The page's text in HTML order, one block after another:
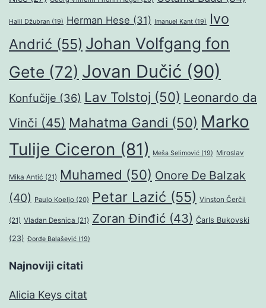
Halil Džubran (19) Herman Hese (31) Imanuel Kant (19)
Ivo
Andrić (55) Johan Volfgang fon
Gete (72) Jovan Dučić (90)
Konfučije (36) Lav Tolstoj (50) Leonardo da
Vinči (45) Mahatma Gandi (50) Marko
Tulije Ciceron (81) Meša Selimović (19) Miroslav
Mika Antić (21) Muhamed (50) Onore De Balzak
(40) Paulo Koeljo (20) Petar Lazić (55) Vinston Čerčil
(21) Vladan Desnica (21) Zoran Đinđić (43) Čarls Bukovski
(23) Đorđe Balašević (19)
Najnoviji citati
Alicia Keys citat